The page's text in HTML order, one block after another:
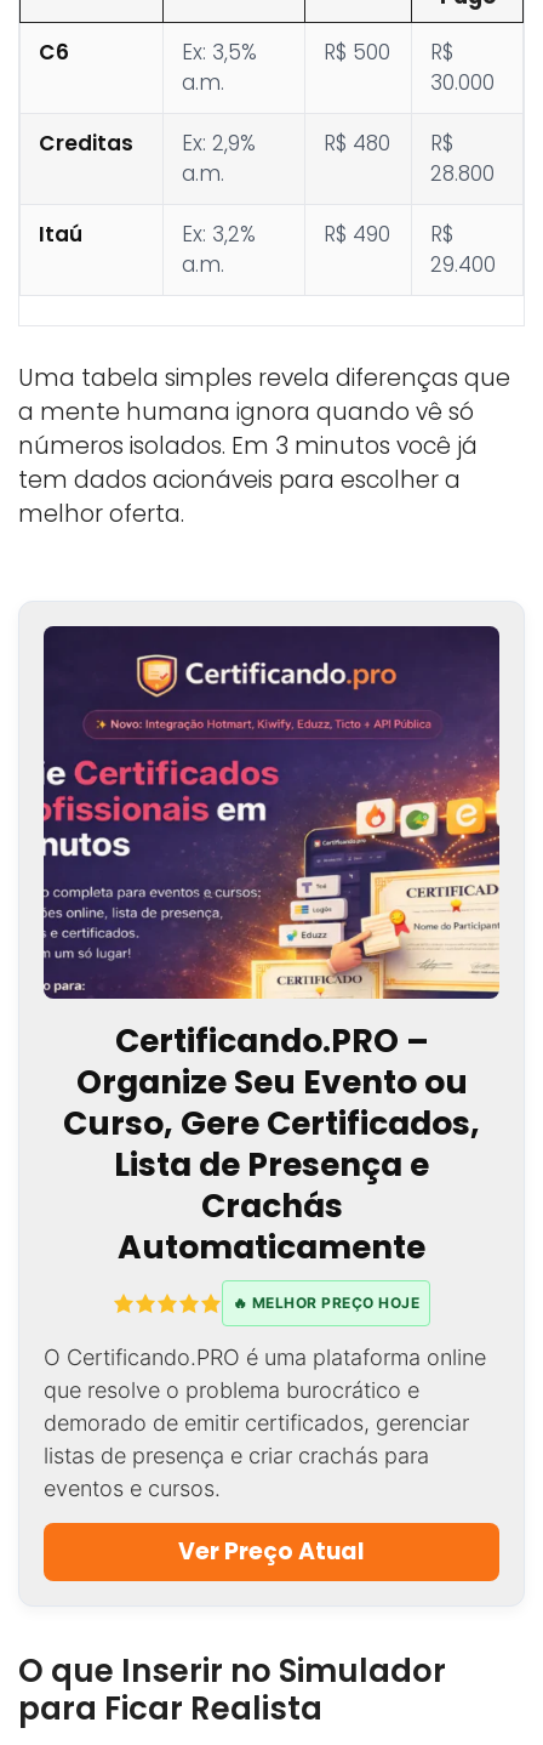
C6
Ex: 3,5%
a.m.
R$ 500
R$
30.000
Creditas
Ex: 2,9%
a.m.
R$ 480
R$
28.800
Itaú
Ex: 3,2%
a.m.
R$ 490
R$
29.400
Uma tabela simples revela diferenças que
a mente humana ignora quando vê só
números isolados. Em 3 minutos você já
tem dados acionáveis para escolher a
melhor oferta.
Certificando.PRO –
Organize Seu Evento ou
Curso, Gere Certificados,
Lista de Presença e
Crachás
Automaticamente
🔥 MELHOR PREÇO HOJE
O Certificando.PRO é uma plataforma online
que resolve o problema burocrático e
demorado de emitir certificados, gerenciar
listas de presença e criar crachás para
eventos e cursos.
Ver Preço Atual
O que Inserir no Simulador
para Ficar Realista